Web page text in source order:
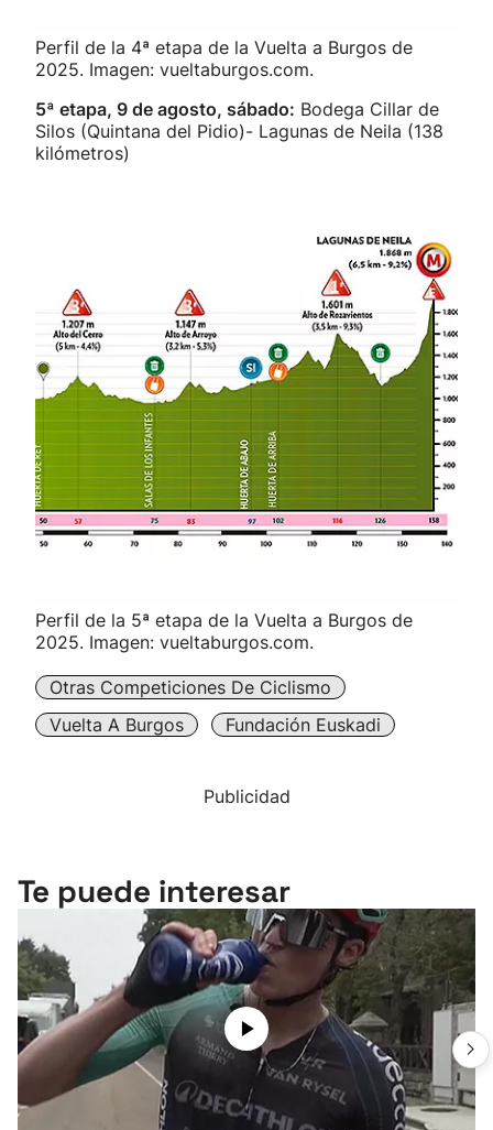
Perfil de la 4ª etapa de la Vuelta a Burgos de
2025. Imagen: vueltaburgos.com.
5ª etapa, 9 de agosto, sábado: Bodega Cillar de
Silos (Quintana del Pidio)- Lagunas de Neila (138
kilómetros)
Perfil de la 5ª etapa de la Vuelta a Burgos de
2025. Imagen: vueltaburgos.com.
Otras Competiciones De Ciclismo
Vuelta A Burgos
Fundación Euskadi
Publicidad
Te puede interesar